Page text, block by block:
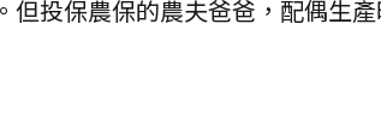
投保農保的農夫爸爸，配偶生